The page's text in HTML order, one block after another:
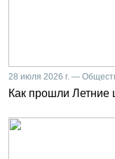
28 июля 2026 г. —
Как прошли Летние